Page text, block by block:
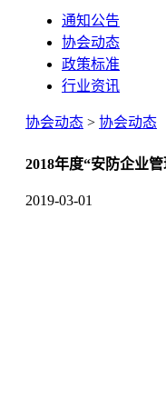
通知公告
协会动态
政策标准
行业资讯
协会动态 > 协会动态
2018年度“安防企业
2019-03-01